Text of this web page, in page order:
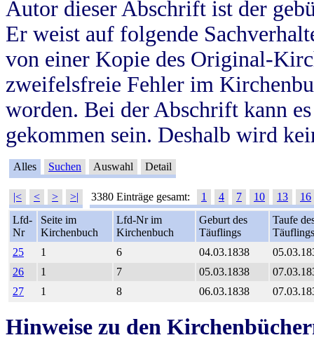
Autor dieser Abschrift ist der
Er weist auf folgende
von einer Kopie des Original-
zweifelsfreie Fehler im
worden. Bei der Abschrift kann
gekommen sein. Deshalb wird
Alles Suchen Auswahl Detail
|< < > >| 3380 Einträge gesamt: 1 4 7 10 13
16
Lfd-
Nr
Seite im
Kirchenbuch
Lfd-Nr im
Kirchenbuch
Geburt des
Täuflings
Taufe
Täuflings
25
1 6 04.03.1838
26
1 7 05.03.1838
27
1 8 06.03.1838
Hinweise zu den